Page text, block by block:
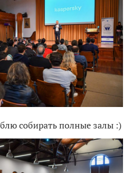
собирать полные залы :)